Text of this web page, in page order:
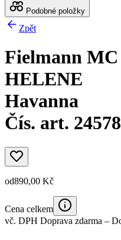
Podobné položky
Zpět
Fielmann MC
HELENE
Havanna
Čís. art. 24578
od890,00 Kč
Cena celkem
vč. DPH Doprava zdarma –